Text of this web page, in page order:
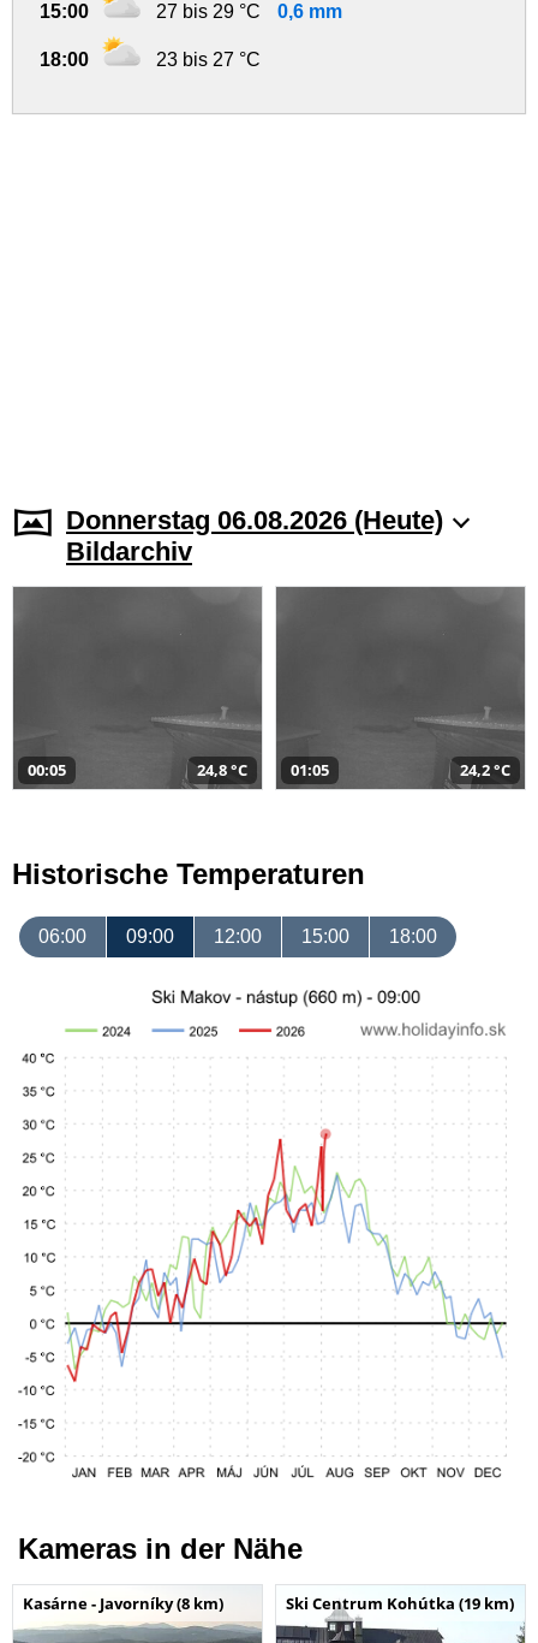
15:00 27 bis 29 °C 0,6 mm
18:00 23 bis 27 °C
Donnerstag 06.08.2026 (Heute)
Bildarchiv
00:05 24,8 °C 01:05 24,2 °C
Historische Temperaturen
06:00 09:00 12:00 15:00 18:00
Kameras in der Nähe
Kasárne - Javorníky (8 km) Ski Centrum Kohútka (19 km)